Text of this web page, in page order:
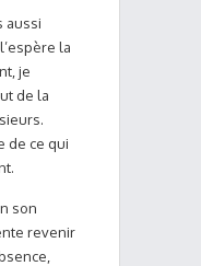
aussi
la
je
de la
de ce qui
son
revenir